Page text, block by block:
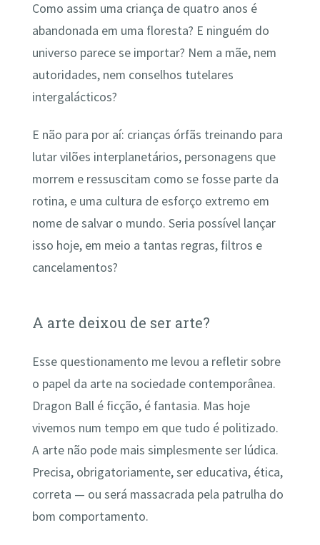
Como assim uma criança de quatro anos é
abandonada em uma floresta? E ninguém do
universo parece se importar? Nem a mãe, nem
autoridades, nem conselhos tutelares
intergalácticos?
E não para por aí: crianças órfãs treinando para
lutar vilões interplanetários, personagens que
morrem e ressuscitam como se fosse parte da
rotina, e uma cultura de esforço extremo em
nome de salvar o mundo. Seria possível lançar
isso hoje, em meio a tantas regras, filtros e
cancelamentos?
A arte deixou de ser arte?
Esse questionamento me levou a refletir sobre
o papel da arte na sociedade contemporânea.
Dragon Ball é ficção, é fantasia. Mas hoje
vivemos num tempo em que tudo é politizado.
A arte não pode mais simplesmente ser lúdica.
Precisa, obrigatoriamente, ser educativa, ética,
correta — ou será massacrada pela patrulha do
bom comportamento.